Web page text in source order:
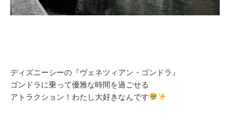
ディズニーシーの『ヴェネツィアン・ゴンドラ』
ゴンドラに乗って優雅な時間を過ごせる
アトラクション！わたし大好きなんです